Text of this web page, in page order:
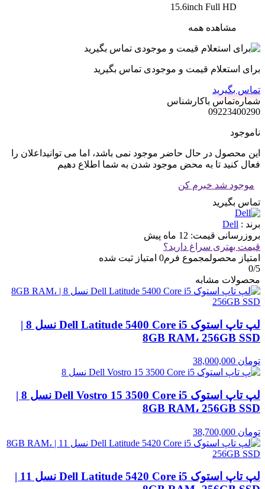
15.6inch Full HD
مشاهده همه
برای استعلام قیمت و موجودی تماس بگیرید
تماس بگیرید
شماره‌تماس‌ با‌کارشناس
09223400290
ناموجود
این محصول در حال حاضر موجود نمی باشد، اما می توانیداعلان را
فعال کنید تا به محض موجود شدن به شما اطلاع دهیم
موجود شد خبرم کن
تماس بگیرید
برند : Dell
بروزرسانی قیمت: 12 ماه پیش
قیمت بهتری سراغ دارید؟
امتیاز محصولمجموع فرم0 امتیاز ثبت شده
0/5
محصولات مشابه
لپ تاپ استوک Dell Latitude 5400 Core i5 نسل 8 |
8GB RAM، 256GB SSD
تومان
لپ تاپ استوک Dell Vostro 15 3500 Core i5 نسل 8 |
8GB RAM، 256GB SSD
تومان
لپ تاپ استوک Dell Latitude 5420 Core i5 نسل 11 |